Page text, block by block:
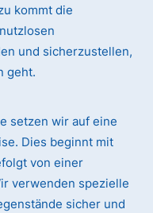
kommt die
und sicherzustellen,
geht.
setzen wir auf eine
Dies beginnt mit
von einer
verwenden spezielle
sicher und